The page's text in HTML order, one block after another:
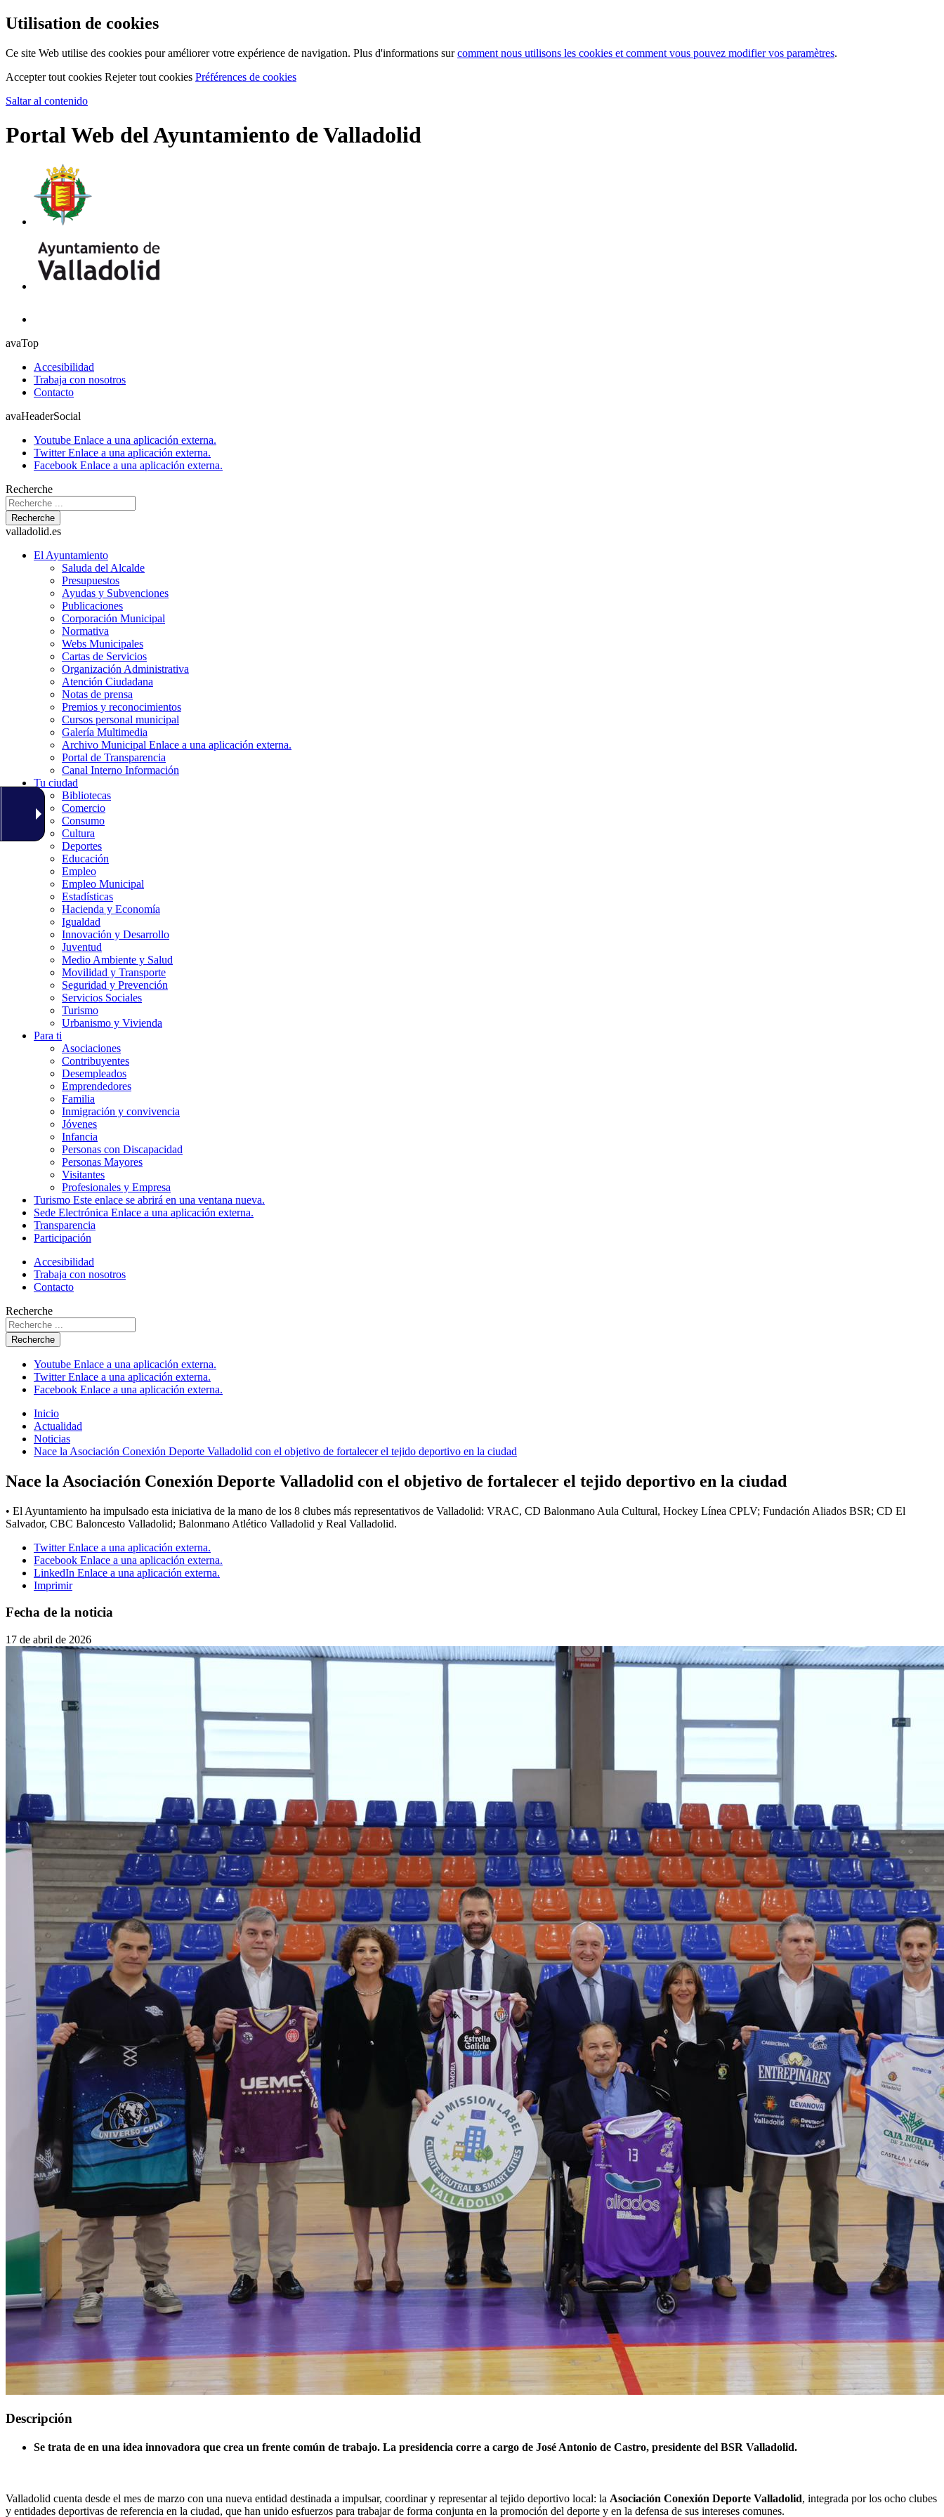
Utilisation de cookies
Ce site Web utilise des cookies pour améliorer votre expérience de navigation. Plus d'informations surcomment nous utilisons les cookies et comment vous pouvez modifier vos paramètres.
Accepter tout cookies Rejeter tout cookies Préférences de cookies
Saltar al contenido
Portal Web del Ayuntamiento de Valladolid
avaTop
Accesibilidad
Trabaja con nosotros
Contacto
avaHeaderSocial
Youtube Enlace a una aplicación externa.
TwitterEnlace a una aplicación externa.
Facebook Enlace a una aplicación externa.
Recherche
Recherche
valladolid.es
El Ayuntamiento
Saluda del Alcalde
Presupuestos
Ayudas y Subvenciones
Publicaciones
Corporación Municipal
Normativa
Webs Municipales
Cartas de Servicios
Organización Administrativa
Atención Ciudadana
Notas de prensa
Premios y reconocimientos
Cursos personal municipal
Galería Multimedia
Archivo Municipal Enlace a una aplicación externa.
Portal de Transparencia
Canal Interno Información
Tu ciudad
Bibliotecas
Comercio
Consumo
Cultura
Deportes
Educación
Empleo
Empleo Municipal
Estadísticas
Hacienda y Economía
Igualdad
Innovación y Desarrollo
Juventud
Medio Ambiente y Salud
Movilidad y Transporte
Seguridad y Prevención
Servicios Sociales
Turismo
Urbanismo y Vivienda
Para ti
Asociaciones
Contribuyentes
Desempleados
Emprendedores
Familia
Inmigración y convivencia
Jóvenes
Infancia
Personas con Discapacidad
Personas Mayores
Visitantes
Profesionales y Empresa
Turismo Este enlace se abrirá en una ventana nueva.
Sede Electrónica Enlace a una aplicación externa.
Transparencia
Participación
Accesibilidad
Trabaja con nosotros
Contacto
Recherche
Recherche
Youtube Enlace a una aplicación externa.
TwitterEnlace a una aplicación externa.
Facebook Enlace a una aplicación externa.
Inicio
Actualidad
Noticias
Nace la Asociación Conexión Deporte Valladolid con el objetivo de fortalecer el tejido deportivo en la ciudad
Nace la Asociación Conexión Deporte Valladolid con el objetivo de fortalecer el tejido deportivo en la ciudad
• El Ayuntamiento ha impulsado esta iniciativa de la mano de los 8 clubes más representativos de Valladolid: VRAC, CD Balonmano Aula Cultural, Hockey Línea CPLV; Fundación Aliados BSR; CD El
Salvador, CBC Baloncesto Valladolid; Balonmano Atlético Valladolid y Real Valladolid.
Twitter Enlace a una aplicación externa.
Facebook Enlace a una aplicación externa.
LinkedIn Enlace a una aplicación externa.
Imprimir
Fecha de la noticia
17 de abril de 2026
Descripción
Se trata de en una idea innovadora que crea un frente común de trabajo. La presidencia corre a cargo de José Antonio de Castro, presidente del BSR Valladolid.
Valladolid cuenta desde el mes de marzo con una nueva entidad destinada a impulsar, coordinar y representar al tejido deportivo local: la Asociación Conexión Deporte Valladolid, integrada por los ocho clubes
y entidades deportivas de referencia en la ciudad, que han unido esfuerzos para trabajar de forma conjunta en la promoción del deporte y en la defensa de sus intereses comunes.